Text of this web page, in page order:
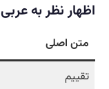
اظهار نظر به عربی
متن اصلی
تقييم